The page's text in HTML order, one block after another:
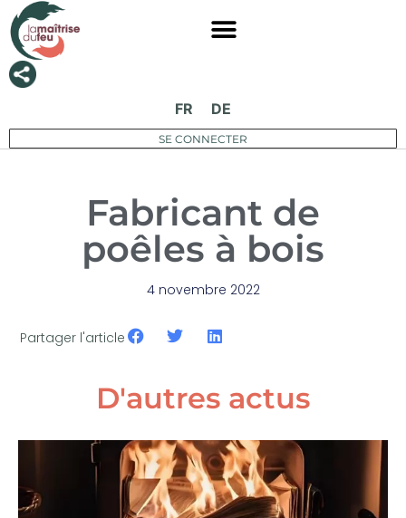
FR DE
SE CONNECTER
Fabricant de
poêles à bois
4 novembre 2022
Partager l'article
D'autres actus